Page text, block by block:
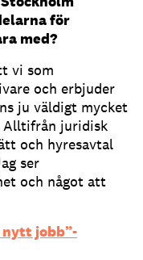
för
med?
vi som
och erbjuder
ju väldigt mycket
Alltifrån juridisk
och hyresavtal
ser
och något att
jobb”-